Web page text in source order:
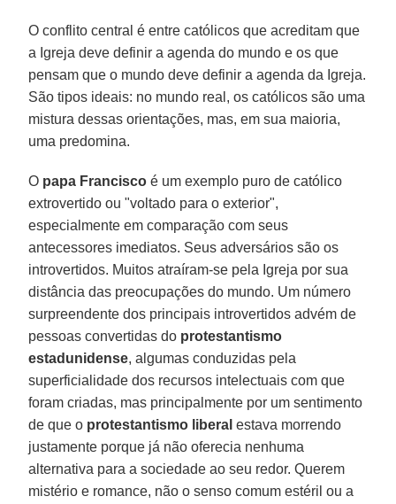
O conflito central é entre católicos que acreditam que
a Igreja deve definir a agenda do mundo e os que
pensam que o mundo deve definir a agenda da Igreja.
São tipos ideais: no mundo real, os católicos são uma
mistura dessas orientações, mas, em sua maioria,
uma predomina.
O papa Francisco é um exemplo puro de católico
extrovertido ou "voltado para o exterior",
especialmente em comparação com seus
antecessores imediatos. Seus adversários são os
introvertidos. Muitos atraíram-se pela Igreja por sua
distância das preocupações do mundo. Um número
surpreendente dos principais introvertidos advém de
pessoas convertidas do protestantismo
estadunidense, algumas conduzidas pela
superficialidade dos recursos intelectuais com que
foram criadas, mas principalmente por um sentimento
de que o protestantismo liberal estava morrendo
justamente porque já não oferecia nenhuma
alternativa para a sociedade ao seu redor. Querem
mistério e romance, não o senso comum estéril ou a